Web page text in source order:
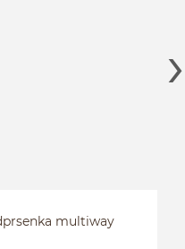
multiway